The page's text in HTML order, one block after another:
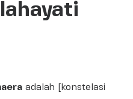
adalah [konstelasi